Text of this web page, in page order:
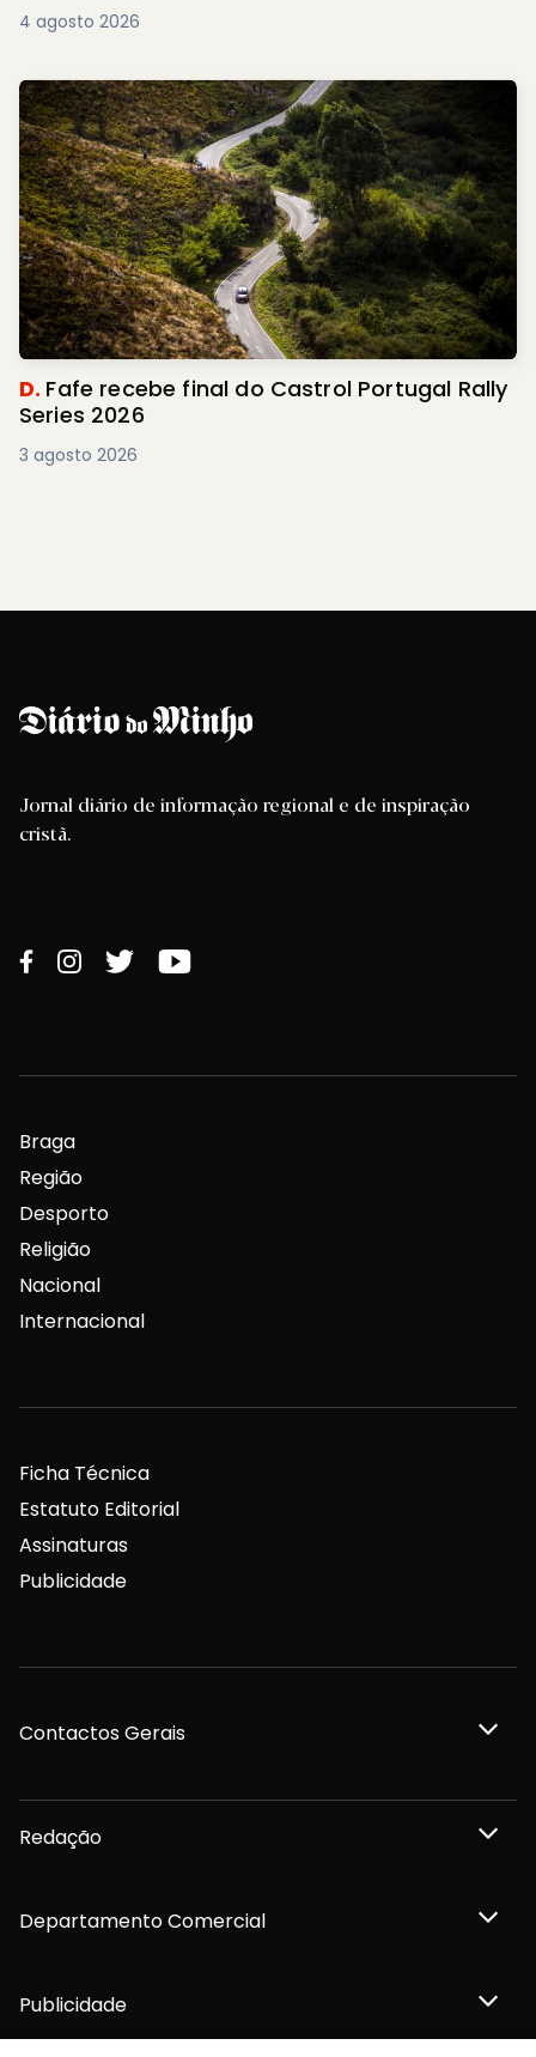
4 agosto 2026
D. Fafe recebe final do Castrol Portugal Rally
Series 2026
3 agosto 2026
Jornal diário de informação regional e de inspiração
cristã.
Braga
Região
Desporto
Religião
Nacional
Internacional
Ficha Técnica
Estatuto Editorial
Assinaturas
Publicidade
Contactos Gerais
Redação
Departamento Comercial
Publicidade